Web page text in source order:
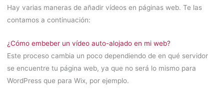
Hay varias maneras de añadir vídeos en páginas web. Te las
contamos a continuación:
¿Cómo embeber un vídeo auto-alojado en mi web?
Este proceso cambia un poco dependiendo de en qué servidor
se encuentre tu página web, ya que no será lo mismo para
WordPress que para Wix, por ejemplo.